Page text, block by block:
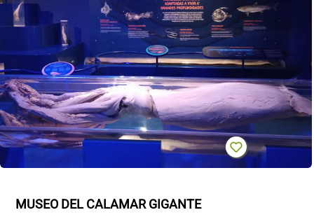
MUSEO DEL CALAMAR GIGANTE